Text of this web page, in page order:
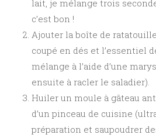
lait, je mélange trois
c’est bon !
Ajouter la boîte de
coupé en dés et l’essentiel
mélange à l’aide d’une
ensuite à racler le saladier).
Huiler un moule à gâteau
d’un pinceau de cuisine
préparation et saupoudrer